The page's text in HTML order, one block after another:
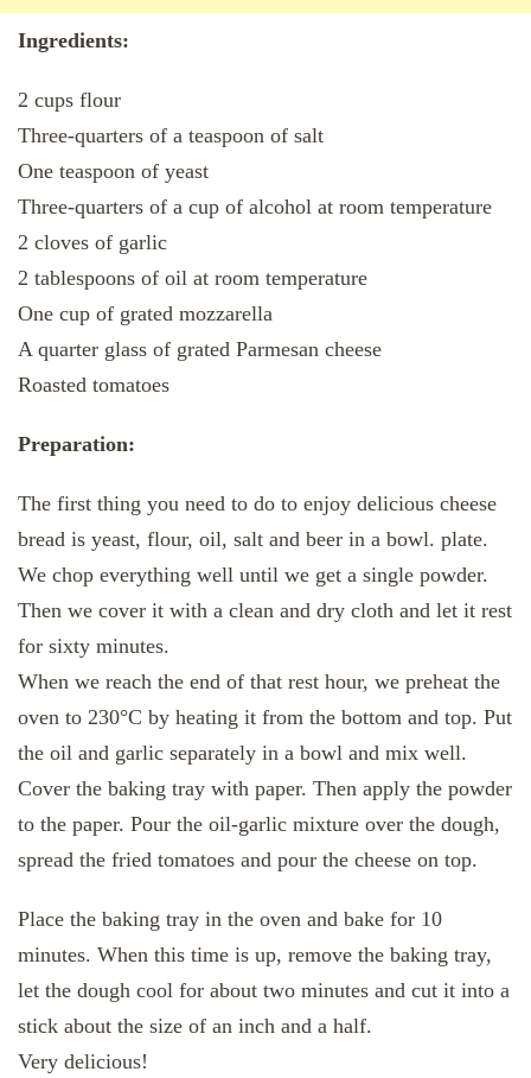
Ingredients:
2 cups flour
Three-quarters of a teaspoon of salt
One teaspoon of yeast
Three-quarters of a cup of alcohol at room temperature
2 cloves of garlic
2 tablespoons of oil at room temperature
One cup of grated mozzarella
A quarter glass of grated Parmesan cheese
Roasted tomatoes
Preparation:
The first thing you need to do to enjoy delicious cheese
bread is yeast, flour, oil, salt and beer in a bowl. plate.
We chop everything well until we get a single powder.
Then we cover it with a clean and dry cloth and let it rest
for sixty minutes.
When we reach the end of that rest hour, we preheat the
oven to 230°C by heating it from the bottom and top. Put
the oil and garlic separately in a bowl and mix well.
Cover the baking tray with paper. Then apply the powder
to the paper. Pour the oil-garlic mixture over the dough,
spread the fried tomatoes and pour the cheese on top.
Place the baking tray in the oven and bake for 10
minutes. When this time is up, remove the baking tray,
let the dough cool for about two minutes and cut it into a
stick about the size of an inch and a half.
Very delicious!